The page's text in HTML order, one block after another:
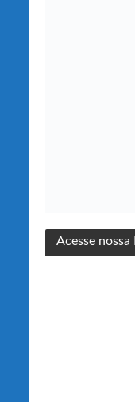
Acesse nossa